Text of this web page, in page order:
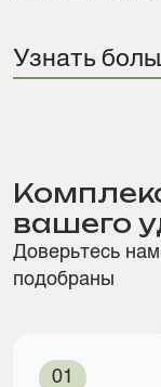
Узнать
вашего
Доверьтесь
подобраны